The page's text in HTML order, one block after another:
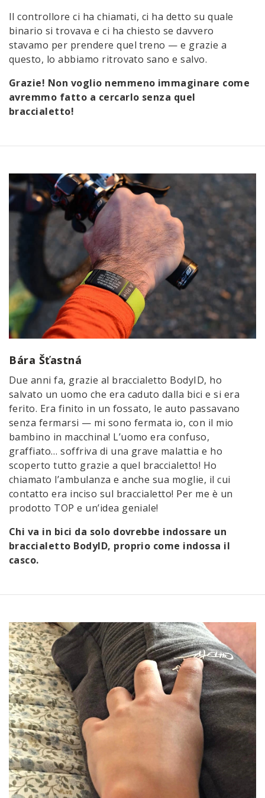
Il controllore ci ha chiamati, ci ha detto su quale
binario si trovava e ci ha chiesto se davvero
stavamo per prendere quel treno — e grazie a
questo, lo abbiamo ritrovato sano e salvo.
Grazie! Non voglio nemmeno immaginare come
avremmo fatto a cercarlo senza quel
braccialetto!
Bára Šťastná
Due anni fa, grazie al braccialetto BodyID, ho
salvato un uomo che era caduto dalla bici e si era
ferito. Era finito in un fossato, le auto passavano
senza fermarsi — mi sono fermata io, con il mio
bambino in macchina! L’uomo era confuso,
graffiato… soffriva di una grave malattia e ho
scoperto tutto grazie a quel braccialetto! Ho
chiamato l’ambulanza e anche sua moglie, il cui
contatto era inciso sul braccialetto! Per me è un
prodotto TOP e un’idea geniale!
Chi va in bici da solo dovrebbe indossare un
braccialetto BodyID, proprio come indossa il
casco.